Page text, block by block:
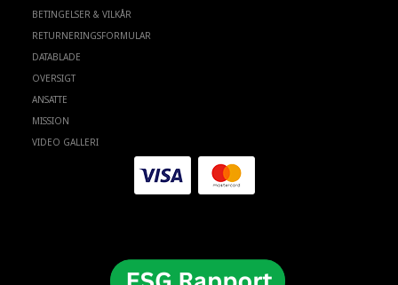
BETINGELSER & VILKÅR
RETURNERINGSFORMULAR
DATABLADE
OVERSIGT
ANSATTE
MISSION
VIDEO GALLERI